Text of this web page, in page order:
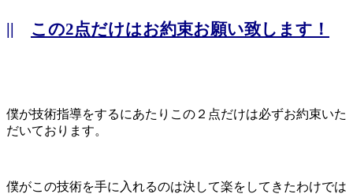
|| この2点だけはお約束お願い致します！
僕が技術指導をするにあたりこの２点だけは必ずお約束いた
だいております。
僕がこの技術を手に入れるのは決して楽をしてきたわけでは